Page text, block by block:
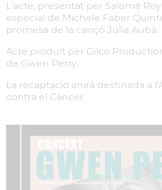
L'acte, presentat per Salomé
especial de Michele Faber
promesa de la cançó Júlia Aubà.
Acte produït per Gilco
de Gwen Perry.
La recaptació anirà destinada a
contra el Càncer.